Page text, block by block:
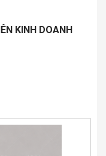
KINH DOANH